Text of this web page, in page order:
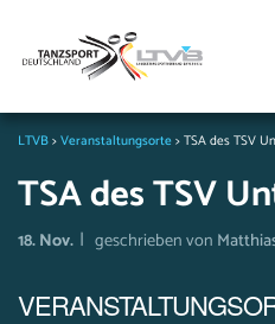
LTVB>Veranstaltungsorte>TSA des TSV
TSA des TSV
18. Nov. | geschrieben von